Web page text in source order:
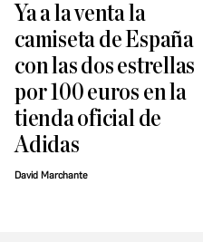
Ya a la venta la
camiseta de España
con las dos estrellas
por 100 euros en la
tienda oficial de
Adidas
David Marchante